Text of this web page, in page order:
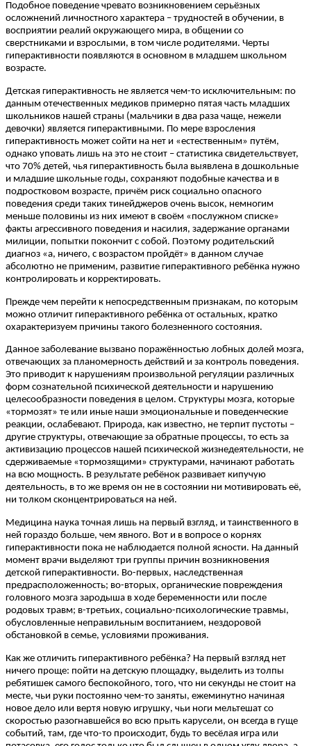
Подобное поведение чревато возникновением серьёзных
осложнений личностного характера – трудностей в обучении, в
восприятии реалий окружающего мира, в общении со
сверстниками и взрослыми, в том числе родителями. Черты
гиперактивности появляются в основном в младшем школьном
возрасте.
Детская гиперактивность не является чем-то исключительным: по
данным отечественных медиков примерно пятая часть младших
школьников нашей страны (мальчики в два раза чаще, нежели
девочки) является гиперактивными. По мере взросления
гиперактивность может сойти на нет и «естественным» путём,
однако уповать лишь на это не стоит – статистика свидетельствует,
что 70% детей, чья гиперактивность была выявлена в дошкольные
и младшие школьные годы, сохраняют подобные качества и в
подростковом возрасте, причём риск социально опасного
поведения среди таких тинейджеров очень высок, немногим
меньше половины из них имеют в своём «послужном списке»
факты агрессивного поведения и насилия, задержание органами
милиции, попытки покончит с собой. Поэтому родительский
диагноз «а, ничего, с возрастом пройдёт» в данном случае
абсолютно не применим, развитие гиперактивного ребёнка нужно
контролировать и корректировать.
Прежде чем перейти к непосредственным признакам, по которым
можно отличит гиперактивного ребёнка от остальных, кратко
охарактеризуем причины такого болезненного состояния.
Данное заболевание вызвано поражённостью лобных долей мозга,
отвечающих за планомерность действий и за контроль поведения.
Это приводит к нарушениям произвольной регуляции различных
форм сознательной психической деятельности и нарушению
целесообразности поведения в целом. Структуры мозга, которые
«тормозят» те или иные наши эмоциональные и поведенческие
реакции, ослабевают. Природа, как известно, не терпит пустоты –
другие структуры, отвечающие за обратные процессы, то есть за
активизацию процессов нашей психической жизнедеятельности, не
сдерживаемые «тормозящими» структурами, начинают работать
на всю мощность. В результате ребёнок развивает кипучую
деятельность, в то же время он не в состоянии ни мотивировать её,
ни толком сконцентрироваться на ней.
Медицина наука точная лишь на первый взгляд, и таинственного в
ней гораздо больше, чем явного. Вот и в вопросе о корнях
гиперактивности пока не наблюдается полной ясности. На данный
момент врачи выделяют три группы причин возникновения
детской гиперактивности. Во-первых, наследственная
предрасположенность; во-вторых, органические повреждения
головного мозга зародыша в ходе беременности или после
родовых травм; в-третьих, социально-психологические травмы,
обусловленные неправильным воспитанием, нездоровой
обстановкой в семье, условиями проживания.
Как же отличить гиперактивного ребёнка? На первый взгляд нет
ничего проще: пойти на детскую площадку, выделить из толпы
ребятишек самого беспокойного, того, что ни секунды не стоит на
месте, чьи руки постоянно чем-то заняты, ежеминутно начиная
новое дело или вертя новую игрушку, чьи ноги мельтешат со
скоростью разогнавшейся во всю прыть карусели, он всегда в гуще
событий, там, где что-то происходит, будь то весёлая игра или